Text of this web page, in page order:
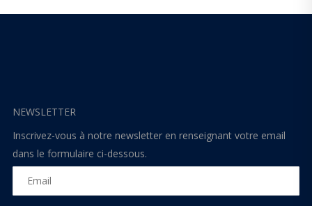
NEWSLETTER
Inscrivez-vous à notre newsletter en renseignant votre email
dans le formulaire ci-dessous.